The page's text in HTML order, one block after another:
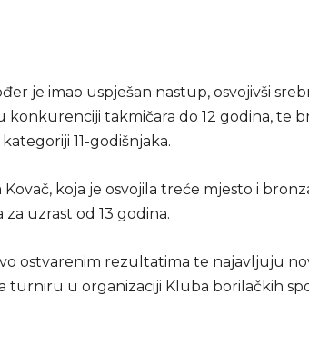
je imao uspješan nastup, osvojivši
takmičara do 12 godina, te
11-godišnjaka.
Kovač, koja je osvojila treće mjesto i
uzrast od 13 godina.
ostvarenim rezultatima te najavljuju
turniru u organizaciji Kluba borilačkih